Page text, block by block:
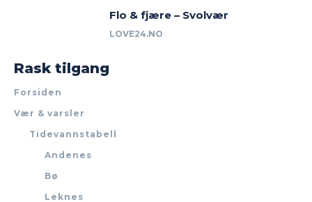
Flo & fjære – Svolvær
LOVE24.NO
Rask tilgang
Forsiden
Vær & varsler
Tidevannstabell
Andenes
Bø
Leknes